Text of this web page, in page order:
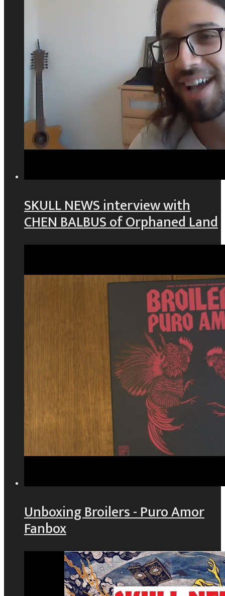
SKULL NEWS interview with
CHEN BALBUS of Orphaned Land
Unboxing Broilers - Puro Amor
Fanbox